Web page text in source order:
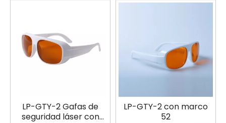
LP-GTY-2 Gafas de
seguridad láser con
LP-GTY-2 con marco
52